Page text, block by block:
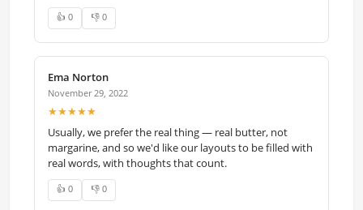
👍 0 👎 0
Ema Norton
November 29, 2022
★★★★★
Usually, we prefer the real thing — real butter, not
margarine, and so we'd like our layouts to be filled with
real words, with thoughts that count.
👍 0 👎 0